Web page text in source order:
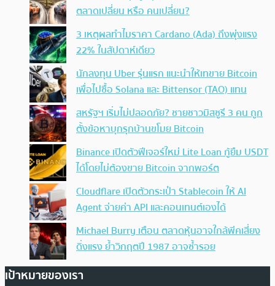
ตลาดเปลี่ยน หรือ คนเปลี่ยน?
3 เหตุผลทำไมราคา Cardano (Ada) ถึงพุ่งแรง
22% ในสัปดาห์เดียว
นักลงทุน Uber รุ่นแรก แนะนำให้เทขาย Bitcoin
เพื่อไปซื้อ Solana และ Bittensor (TAO) แทน
สหรัฐฯ เริ่มไม่ปลอดภัย? ชายชาวมิสซูรี 3 คน ถูก
ตั้งข้อหาบุกรุกบ้านขโมย Bitcoin
Binance เปิดตัวฟีเจอร์ใหม่ Lite Loan กู้ยืม USDT
ได้โดยไม่ต้องขาย Bitcoin จากพอร์ต
Cloudflare เปิดตัวกระเป๋า Stablecoin ให้ AI
Agent จ่ายค่า API และคอนเทนต์เองได้
Michael Burry เตือน ตลาดหุ้นอาจใกล้พีคเสี่ยง
ดิ่งแรง ย้ำวิกฤตปี 1987 อาจซ้ำรอย
เป้าหมายของเรา